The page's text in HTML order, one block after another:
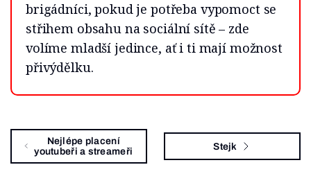
brigádníci, pokud je potřeba vypomoct se
střihem obsahu na sociální sítě – zde
volíme mladší jedince, ať i ti mají možnost
přivýdělku.
Nejlépe placení
youtubeři a streameři
Stejk